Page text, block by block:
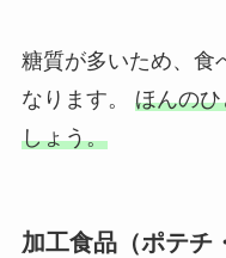
糖質が多いため、食
なります。 ほんの
しょう。
加工食品（ポテチ